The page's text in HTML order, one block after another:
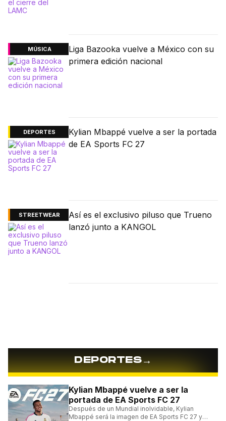
MÚSICA
Liga Bazooka vuelve a México con su
primera edición nacional
DEPORTES
Kylian Mbappé vuelve a ser la portada
de EA Sports FC 27
STREETWEAR
Así es el exclusivo piluso que Trueno
lanzó junto a KANGOL
DEPORTES→
Kylian Mbappé vuelve a ser la
portada de EA Sports FC 27
Después de un Mundial inolvidable, Kylian
Mbappé será la imagen de EA Sports FC 27 y